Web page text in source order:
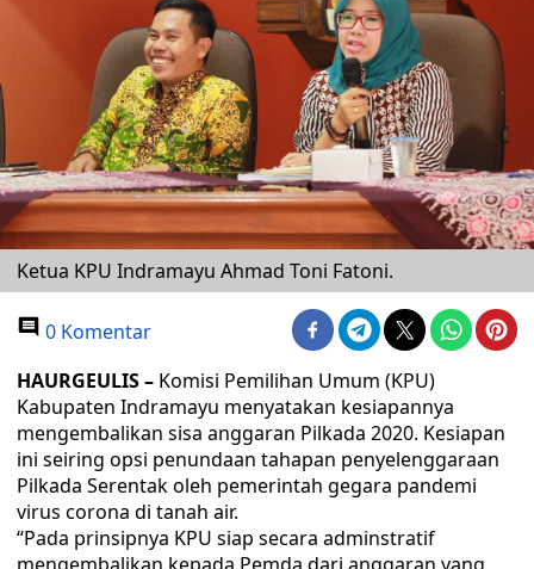
Ketua KPU Indramayu Ahmad Toni Fatoni.
0 Komentar
HAURGEULIS – Komisi Pemilihan Umum (KPU)
Kabupaten Indramayu menyatakan kesiapannya
mengembalikan sisa anggaran Pilkada 2020. Kesiapan
ini seiring opsi penundaan tahapan penyelenggaraan
Pilkada Serentak oleh pemerintah gegara pandemi
virus corona di tanah air.
“Pada prinsipnya KPU siap secara adminstratif